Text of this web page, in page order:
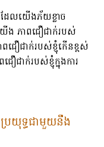
ែលយើងភ័យខ្លាច
ង ភាពជឿជាក់របស់
ឿជាក់​របស់ខ្ញុំកើនខ្ពស់​
ឿជាក់​របស់ខ្ញុំក្នុងការ
រយុទ្ធជាមួយនឹង